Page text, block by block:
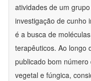
atividades de um
investigação de cunho
é a busca de
terapêuticos. Ao longo
publicado bom
vegetal e fúngica,